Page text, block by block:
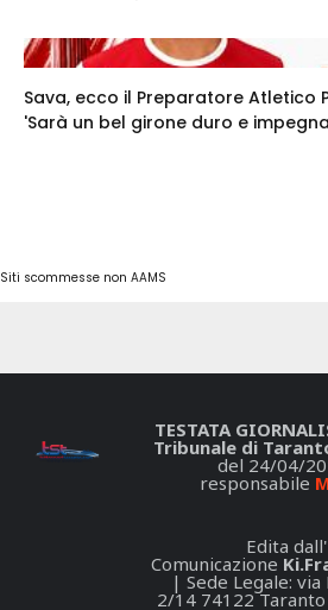
Sava, ecco il Preparatore Atletico
'Sarà un bel girone duro e
Siti scommesse non AAMS
TESTATA
Tribunale di
del 24/04/
responsabile
Edita
Comunicazione
| Sede Legale:
2/14 74122